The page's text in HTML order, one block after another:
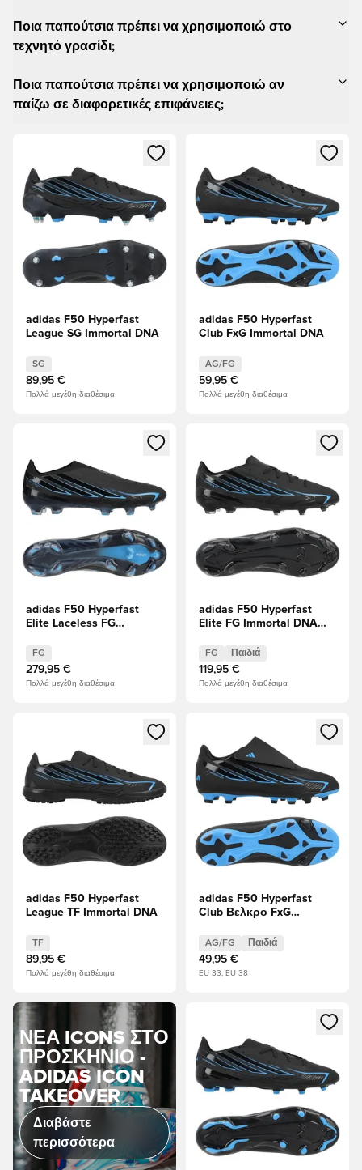
Ποια παπούτσια πρέπει να χρησιμοποιώ στο
τεχνητό γρασίδι;
Ποια παπούτσια πρέπει να χρησιμοποιώ αν
παίζω σε διαφορετικές επιφάνειες;
Ανοίγει ένα Modal για να συνδεθείτε ή να εγγραφείτε ως
adidas F50 Hyperfast
League SG Immortal DNA
SG
89,95 €
Πολλά μεγέθη διαθέσιμα
Ανοίγει ένα Modal για να
adidas F50 Hyperfast
Club FxG Immortal DNA
AG/FG
59,95 €
Πολλά μεγέθη διαθέσιμα
Ανοίγει ένα Modal για να συνδεθείτε ή να εγγραφείτε ως
adidas F50 Hyperfast
Elite Laceless FG
FG
279,95 €
Πολλά μεγέθη διαθέσιμα
Ανοίγει ένα Modal για να
adidas F50 Hyperfast
Elite FG Immortal DNA
FG Παιδιά
119,95 €
Πολλά μεγέθη διαθέσιμα
Ανοίγει ένα Modal για να συνδεθείτε ή να εγγραφείτε ως
adidas F50 Hyperfast
League TF Immortal DNA
TF
89,95 €
Πολλά μεγέθη διαθέσιμα
Ανοίγει ένα Modal για να
adidas F50 Hyperfast
Club Βελκρο FxG
AG/FG Παιδιά
49,95 €
EU 33, EU 38
ΝΈΑ ICONS ΣΤΟ
ΠΡΟΣΚΉΝΙΟ -
ADIDAS ICON
TAKEOVER
Διαβάστε
περισσότερα
Ανοίγει ένα Modal για να